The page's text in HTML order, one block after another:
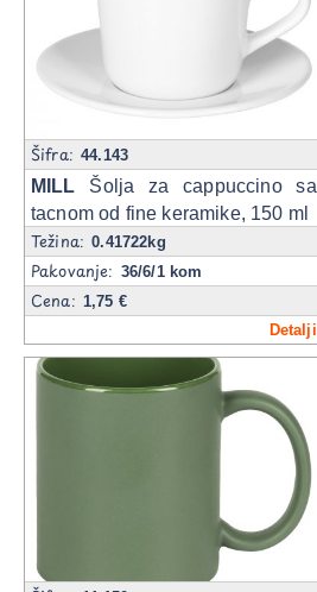
Šifra:44.143
MILL Šolja za cappuccino sa
tacnom od fine keramike, 150 ml
Težina:0.41722kg
Pakovanje: 36/6/1 kom
Cena: 1,75 €
Detalji